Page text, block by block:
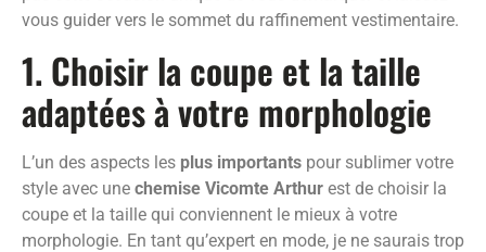
vous guider vers le sommet du raffinement vestimentaire.
1. Choisir la coupe et la taille
adaptées à votre morphologie
L’un des aspects les plus importants pour sublimer votre
style avec une chemise Vicomte Arthur est de choisir la
coupe et la taille qui conviennent le mieux à votre
morphologie. En tant qu’expert en mode, je ne saurais trop